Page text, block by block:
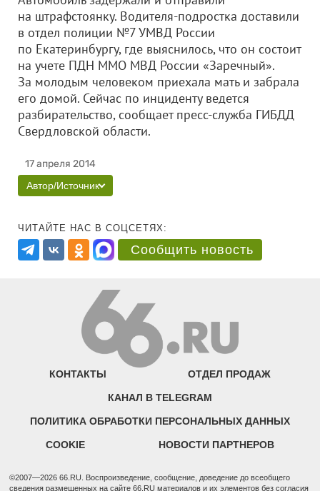
на штрафстоянку. Водителя-подростка доставили
в отдел полиции №7 УМВД России
по Екатеринбургу, где выяснилось, что он состоит
на учете ПДН ММО МВД России «Заречный».
За молодым человеком приехала мать и забрала
его домой. Сейчас по инциденту ведется
разбирательство, сообщает пресс-служба ГИБДД
Свердловской области.
17 апреля 2014
Автор/Источник
ЧИТАЙТЕ НАС В СОЦСЕТЯХ:
Сообщить новость
КОНТАКТЫ ОТДЕЛ ПРОДАЖ
КАНАЛ В TELEGRAM
ПОЛИТИКА ОБРАБОТКИ ПЕРСОНАЛЬНЫХ ДАННЫХ
COOKIE НОВОСТИ ПАРТНЕРОВ
©2007—2026 66.RU. Воспроизведение, сообщение, доведение до всеобщего
сведения размещенных на сайте 66.RU материалов и их элементов без согласия